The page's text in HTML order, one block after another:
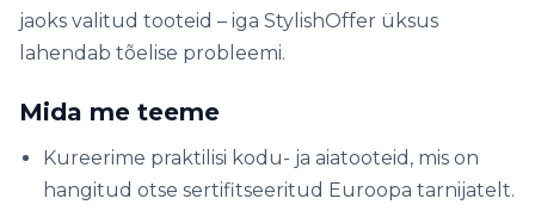
jaoks valitud tooteid – iga StylishOffer üksus
lahendab tõelise probleemi.
Mida me teeme
Kureerime praktilisi kodu- ja aiatooteid, mis on
hangitud otse sertifitseeritud Euroopa tarnijatelt.